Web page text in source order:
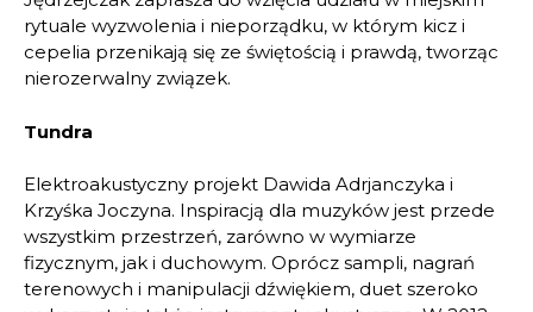
rytuale wyzwolenia i nieporządku, w którym kicz i
cepelia przenikają się ze świętością i prawdą, tworząc
nierozerwalny związek.
Tundra
Elektroakustyczny projekt Dawida Adrjanczyka i
Krzyśka Joczyna. Inspiracją dla muzyków jest przede
wszystkim przestrzeń, zarówno w wymiarze
fizycznym, jak i duchowym. Oprócz sampli, nagrań
terenowych i manipulacji dźwiękiem, duet szeroko